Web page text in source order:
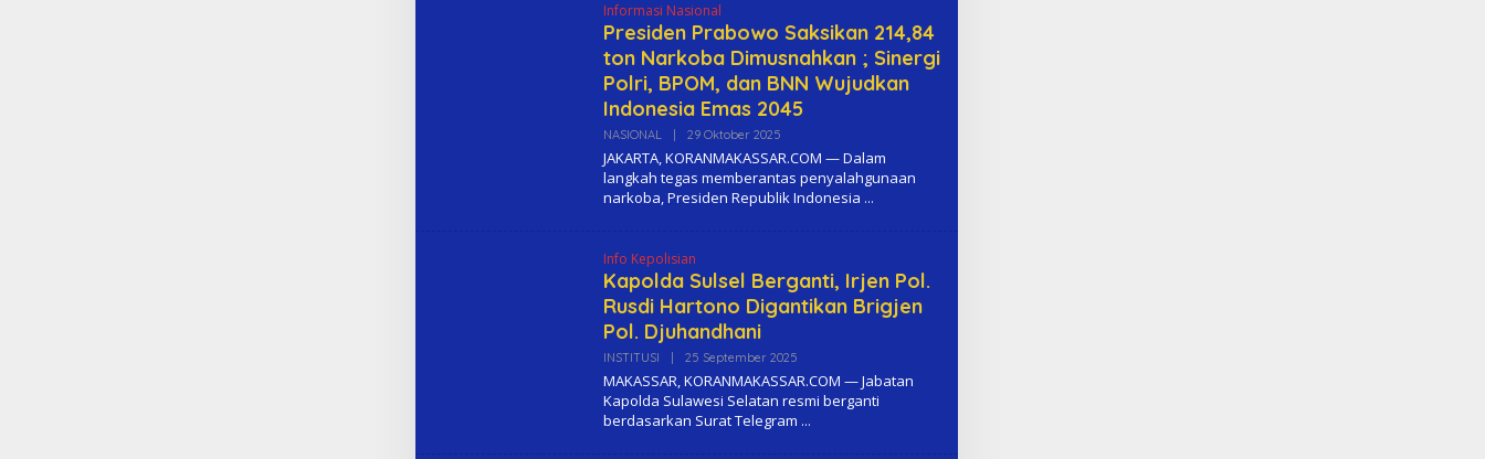
Informasi Nasional
Presiden Prabowo Saksikan 214,84
ton Narkoba Dimusnahkan ; Sinergi
Polri, BPOM, dan BNN Wujudkan
Indonesia Emas 2045
NASIONAL 29 Oktober 2025
L
E
H
K
M
JAKARTA, KORANMAKASSAR.COM — Dalam
langkah tegas memberantas penyalahgunaan
narkoba, Presiden Republik Indonesia
Info Kepolisian
Kapolda Sulsel Berganti, Irjen Pol.
Rusdi Hartono Digantikan Brigjen
Pol. Djuhandhani
INSTITUSI 25 September 2025
L
E
H
M
MAKASSAR, KORANMAKASSAR.COM — Jabatan
Kapolda Sulawesi Selatan resmi berganti
berdasarkan Surat Telegram